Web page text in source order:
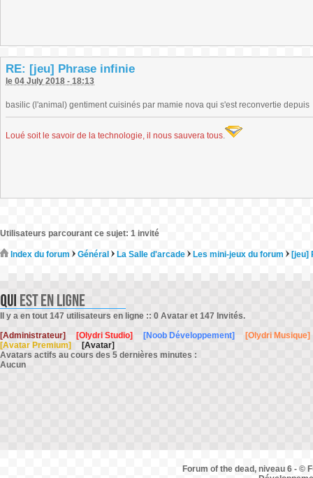
RE: [jeu] Phrase infinie
le 04 July 2018 - 18:13
basilic (l'animal) gentiment cuisinés par mamie nova qui s'est reconvertie depuis
Loué soit le savoir de la technologie, il nous sauvera tous.
Utilisateurs parcourant ce sujet: 1 invité
Index du forum Général La Salle d'arcade Les mini-jeux du forum [jeu]
Il y a en tout 147 utilisateurs en ligne :: 0 Avatar et 147 Invités.
[Administrateur]
[Olydri Studio] [Noob Développement]
[Olydri Musique]
[Avatar Premium]
[Avatar]
Avatars actifs au cours des 5 dernières minutes :
Aucun
Forum of the dead, niveau 6 - ©